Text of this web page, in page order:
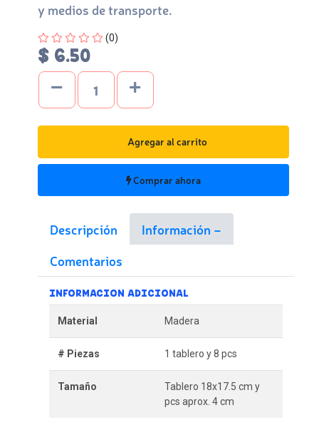
y medios de transporte.
Four out of Five Stars
(0)
$ 6.50
Agregar al carrito
Comprar ahora
Descripción
Información
Comentarios
INFORMACION ADICIONAL
Material Madera
# Piezas 1 tablero y 8 pcs
Tamaño
Tablero 18x17.5 cm y
pcs aprox. 4 cm